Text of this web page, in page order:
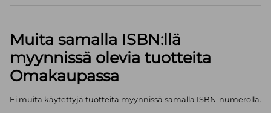
Muita samalla ISBN:llä
myynnissä olevia tuotteita
Omakaupassa
Ei muita käytettyjä tuotteita myynnissä samalla ISBN-numerolla.